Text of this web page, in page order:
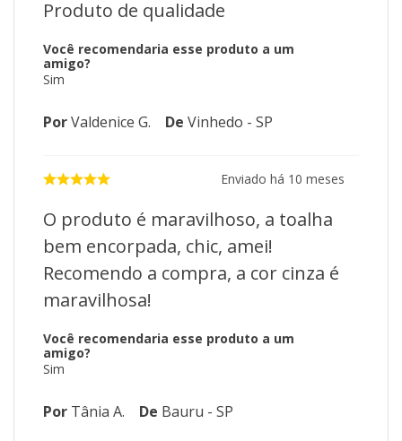
Produto de qualidade
Você recomendaria esse produto a um
amigo?
Sim
PorValdenice G. De Vinhedo - SP
Enviado há 10 meses
O produto é maravilhoso, a toalha
bem encorpada, chic, amei!
Recomendo a compra, a cor cinza é
maravilhosa!
Você recomendaria esse produto a um
amigo?
Sim
Por Tânia A. De Bauru - SP